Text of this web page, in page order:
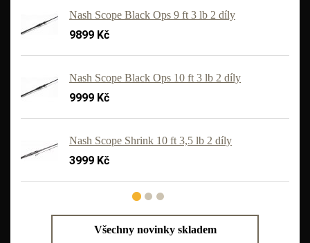
Nash Scope Black Ops 9 ft 3 lb 2 díly
9899 Kč
Nash Scope Black Ops 10 ft 3 lb 2 díly
9999 Kč
Nash Scope Shrink 10 ft 3,5 lb 2 díly
3999 Kč
Všechny novinky skladem